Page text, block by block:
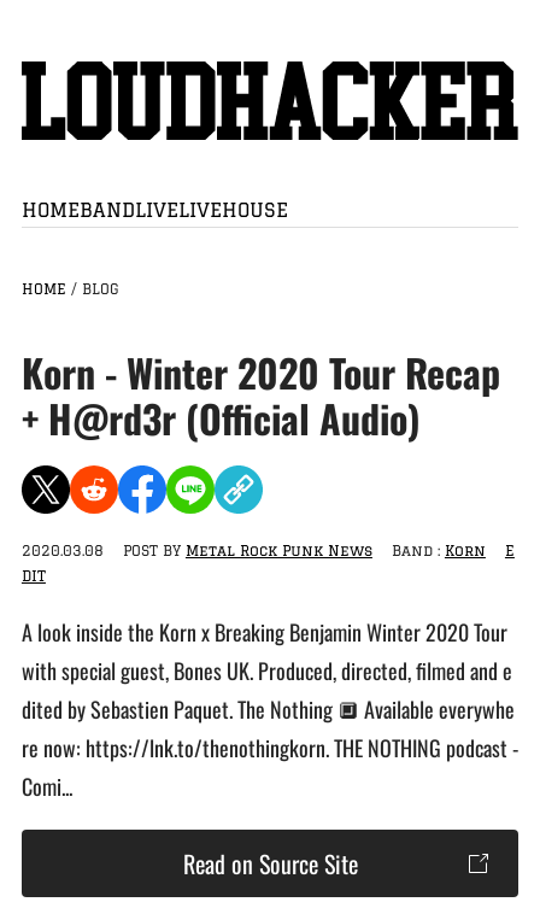
HOMEBANDLIVELIVEHOUSE
HOME / BLOG
Korn - Winter 2020 Tour Recap
+ H@rd3r (Official Audio)
2020.03.08 POST BY Metal Rock Punk News Band : Korn
E
DIT
A look inside the Korn x Breaking Benjamin Winter 2020 Tour
with special guest, Bones UK. Produced, directed, filmed and e
dited by Sebastien Paquet. The Nothing 🔲 Available everywhe
re now: https://lnk.to/thenothingkorn. THE NOTHING podcast -
Comi...
Read on Source Site